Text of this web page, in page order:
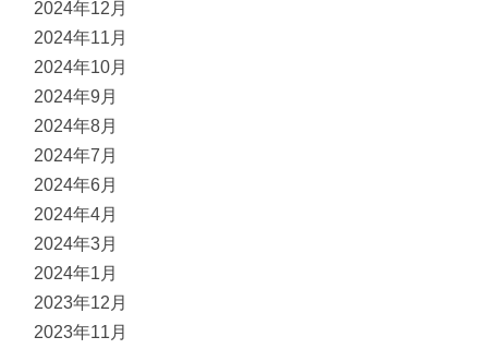
2024年12月
2024年11月
2024年10月
2024年9月
2024年8月
2024年7月
2024年6月
2024年4月
2024年3月
2024年1月
2023年12月
2023年11月